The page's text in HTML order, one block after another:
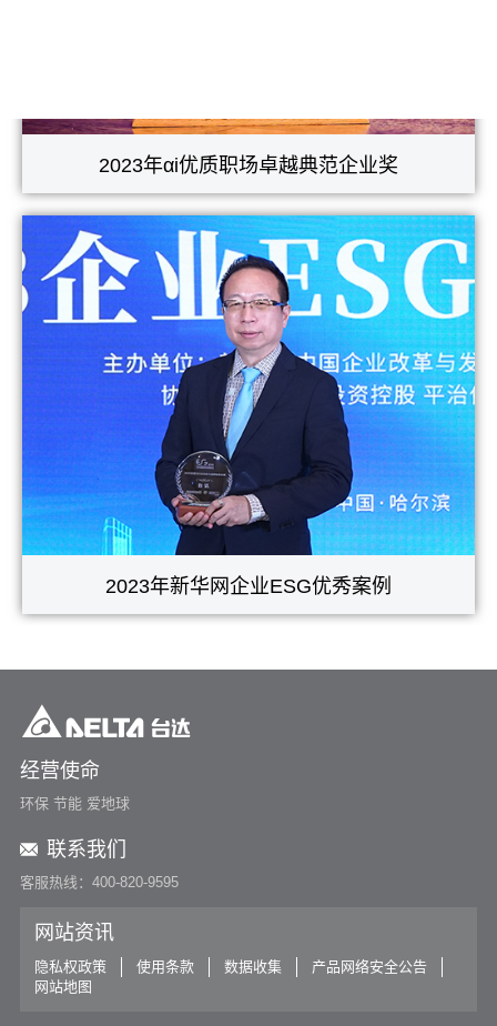
2023年αi优质职场卓越典范企业奖
2023年新华网企业ESG优秀案例
经营使命
环保 节能 爱地球
联系我们
客服热线：400-820-9595
网站资讯
隐私权政策 使用条款 数据收集
产品网络安全公告
网站地图